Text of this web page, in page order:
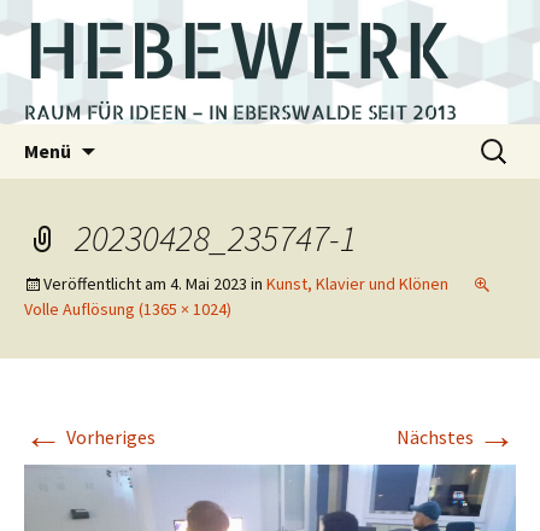
HEBEWERK
RAUM FÜR IDEEN – IN EBERSWALDE SEIT 2013
Menü
Suchen
nach:
20230428_235747-1
Veröffentlicht am 4. Mai 2023 in Kunst, Klavier und Klönen
Volle Auflösung (1365 × 1024)
← Vorheriges Nächstes →